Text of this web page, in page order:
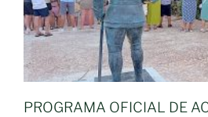
PROGRAMA OFICIAL DE